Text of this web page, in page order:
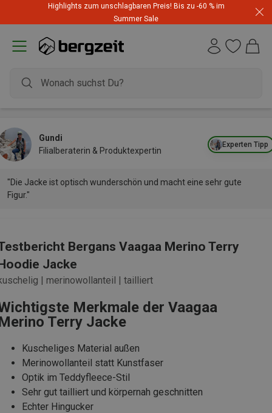
Highlights zum unschlagbaren Preis! Bis zu -60 % im
Summer Sale
Experten Tipp
Gundi
Filialberaterin & Produktexpertin
"Die Jacke ist optisch wunderschön und macht eine sehr gute
Figur."
Bergans Vaagaa Merino Terry
Jacke
| merinowollanteil | tailliert
Merkmale der Vaagaa
Terry Jacke
Kuscheliges Material außen
Merinowollanteil statt Kunstfaser
Optik im Teddyfleece-Stil
Sehr gut tailliert und körpernah geschnitten
Echter Hingucker